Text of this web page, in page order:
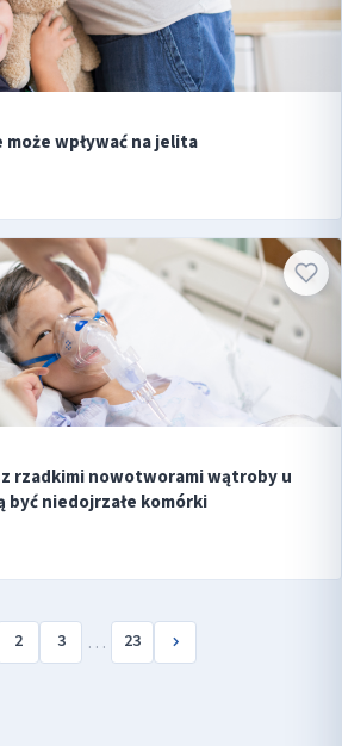
wpływać na jelita
rzadkimi nowotworami wątroby u
być niedojrzałe komórki
2 3 … 23